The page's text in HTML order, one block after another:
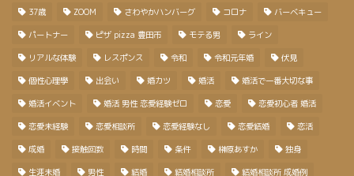
37歳 ZOOM さわやかハンバーグ コロナ バーベキュー
パートナー ピザ pizza 豊田市 モテる男 ライン
リアルな体験 レスポンス 令和 令和元年婚 伏見
個性心理學 出会い 婚カツ 婚活 婚活で一番大切な事
婚活イベント 婚活 男性 恋愛経験ゼロ 恋愛 恋愛初心者 婚活
恋愛未経験 恋愛相談所 恋愛経験なし 恋愛結婚 恋活
成婚 接触回数 時間 条件 榊原あすか 独身
生涯未婚 男性 結婚 結婚相談所 結婚相談所 成婚例